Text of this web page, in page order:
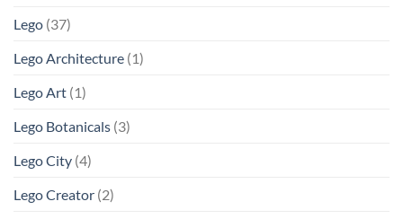
Lego (37)
Lego Architecture (1)
Lego Art (1)
Lego Botanicals (3)
Lego City (4)
Lego Creator (2)